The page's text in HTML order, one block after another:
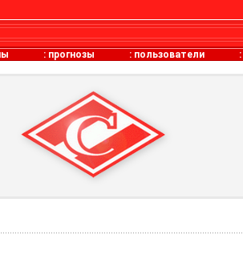
: прогнозы : пользователи :